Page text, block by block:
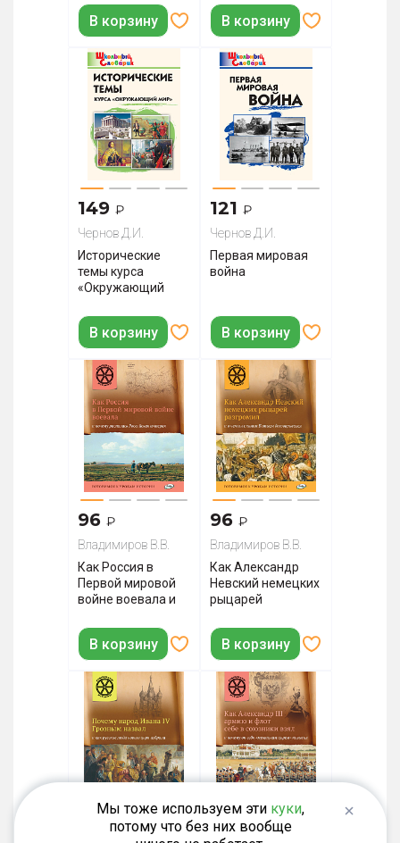
В корзину
классы
В корзину
149 ₽
Чернов Д.И.
Исторические
темы курса
«Окружающий
В корзину
121 ₽
Чернов Д.И.
Первая мировая
война
В корзину
96 ₽
Владимиров В.В.
Как Россия в
Первой мировой
войне воевала и
Российская
империя
В корзину
96 ₽
Владимиров В.В.
Как Александр
Невский немецких
рыцарей
он с ханом Батыем
договаривался
В корзину
₽ 96 ₽
Мы тоже используем эти куки,
потому что без них вообще